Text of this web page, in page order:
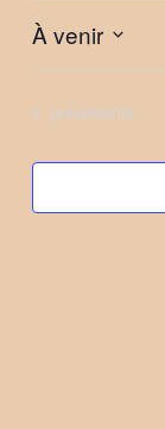
À venir
Sélectionnez
date.Évènements
précédents